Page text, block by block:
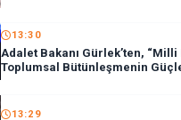
13:30
Adalet Bakanı Gürlek’ten, “Milli
Toplumsal Bütünleşmenin
13:29